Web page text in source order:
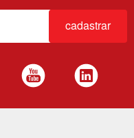
cadastrar